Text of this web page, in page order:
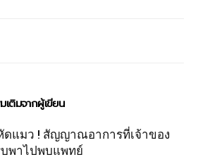
เติมจากผู้เขียน
ดแมว ! สัญญาณอาการที่เจ้าของ
บพาไปพบแพทย์